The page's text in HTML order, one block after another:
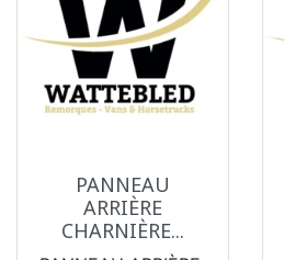
PANNEAU
ARRIÈRE
CHARNIÈRE...